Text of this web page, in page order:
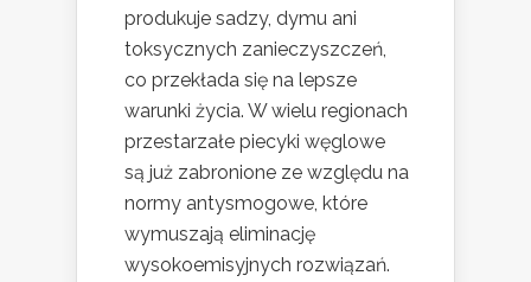
produkuje sadzy, dymu ani
toksycznych zanieczyszczeń,
co przekłada się na lepsze
warunki życia. W wielu regionach
przestarzałe piecyki węglowe
są już zabronione ze względu na
normy antysmogowe, które
wymuszają eliminację
wysokoemisyjnych rozwiązań.